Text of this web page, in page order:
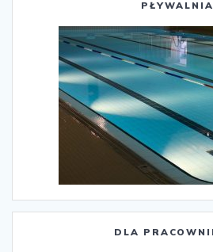
PŁYWALNIA
DLA